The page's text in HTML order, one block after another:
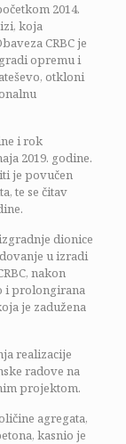
2014.
koja
CRBC je
opremu i
otkloni
i rok
2019. godine.
je povučen
te se čitav
dionice
u izradi
nakon
i prolongirana
je zadužena
realizacije
radove na
projektom.
agregata,
kasnio je